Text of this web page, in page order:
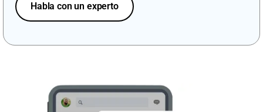
Habla con un experto